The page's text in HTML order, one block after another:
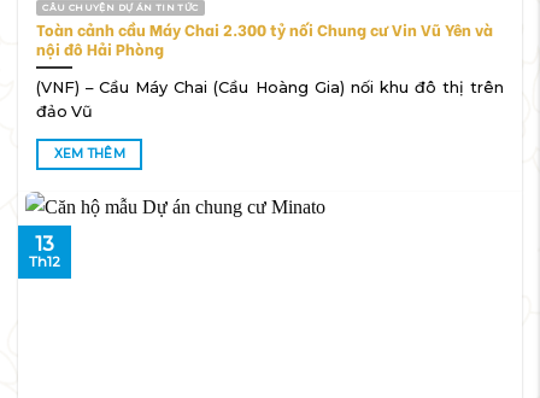
CÂU CHUYỆN DỰ ÁN TIN TỨC
Toàn cảnh cầu Máy Chai 2.300 tỷ nối Chung cư Vin Vũ Yên và
nội đô Hải Phòng
(VNF) – Cầu Máy Chai (Cầu Hoàng Gia) nối khu đô thị trên
đảo Vũ
XEM THÊM
13
Th12